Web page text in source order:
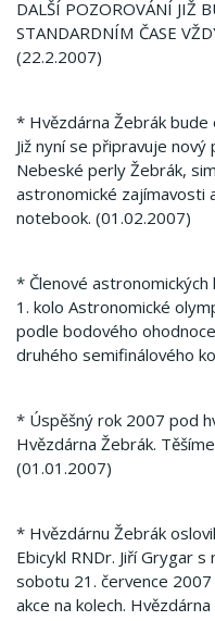
DALŠÍ POZOROVÁNÍ JIŽ
STANDARDNÍM ČASE
(22.2.2007)
* Hvězdárna Žebrák bude
Již nyní se připravuje
Nebeské perly Žebrák,
astronomické zajímavosti
notebook. (01.02.2007)
* Členové astronomických
1. kolo Astronomické
podle bodového
druhého semifinálového
* Úspěšný rok 2007 pod
Hvězdárna Žebrák.
(01.01.2007)
* Hvězdárnu Žebrák
Ebicykl RNDr. Jiří Grygar s
sobotu 21. července 2007
akce na kolech.